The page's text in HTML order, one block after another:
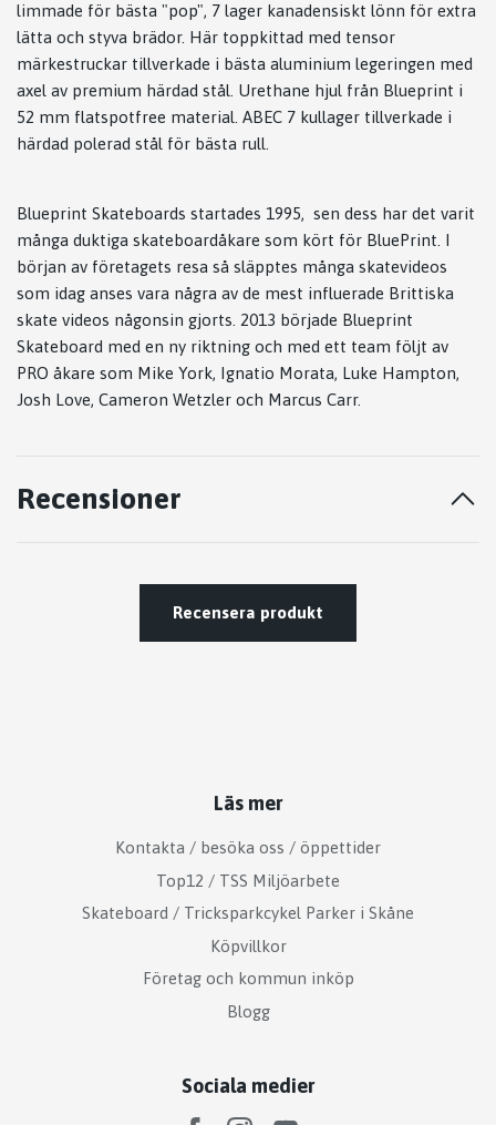
limmade för bästa "pop", 7 lager kanadensiskt lönn för extra
lätta och styva brädor. Här toppkittad med tensor
märkestruckar tillverkade i bästa aluminium legeringen med
axel av premium härdad stål. Urethane hjul från Blueprint i
52 mm flatspotfree material. ABEC 7 kullager tillverkade i
härdad polerad stål för bästa rull.
Blueprint Skateboards startades 1995, sen dess har det varit
många duktiga skateboardåkare som kört för BluePrint. I
början av företagets resa så släpptes många skatevideos
som idag anses vara några av de mest influerade Brittiska
skate videos någonsin gjorts. 2013 började Blueprint
Skateboard med en ny riktning och med ett team följt av
PRO åkare som Mike York, Ignatio Morata, Luke Hampton,
Josh Love, Cameron Wetzler och Marcus Carr.
Recensioner
Recensera produkt
Läs mer
Kontakta / besöka oss / öppettider
Top12 / TSS Miljöarbete
Skateboard / Tricksparkcykel Parker i Skåne
Köpvillkor
Företag och kommun inköp
Blogg
Sociala medier